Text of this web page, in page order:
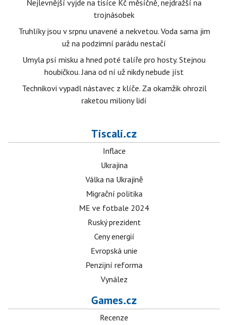
Nejlevnější vyjde na tisíce Kč měsíčně, nejdražší na
trojnásobek
Truhlíky jsou v srpnu unavené a nekvetou. Voda sama jim
už na podzimní parádu nestačí
Umyla psí misku a hned poté talíře pro hosty. Stejnou
houbičkou. Jana od ní už nikdy nebude jíst
Technikovi vypadl nástavec z klíče. Za okamžik ohrozil
raketou miliony lidí
Tiscali.cz
Inflace
Ukrajina
Válka na Ukrajině
Migrační politika
ME ve fotbale 2024
Ruský prezident
Ceny energií
Evropská unie
Penzijní reforma
Vynález
Games.cz
Recenze